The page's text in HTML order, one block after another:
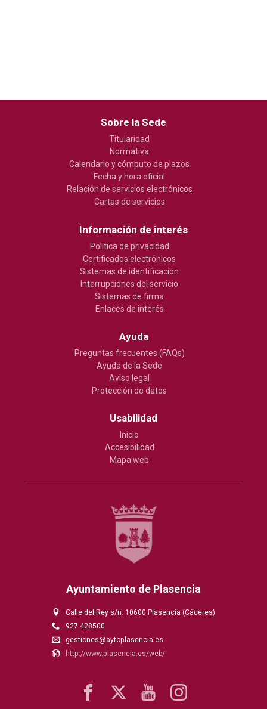
Sobre la Sede
Titularidad
Normativa
Calendario y cómputo de plazos
Fecha y hora oficial
Relación de servicios electrónicos
Cartas de servicios
Información de interés
Política de privacidad
Certificados electrónicos
Sistemas de identificación
Interrupciones del servicio
Sistemas de firma
Enlaces de interés
Ayuda
Preguntas frecuentes (FAQs)
Ayuda de la Sede
Aviso legal
Protección de datos
Usabilidad
Inicio
Accesibilidad
Mapa web
Ayuntamiento de Plasencia
Calle del Rey s/n. 10600 Plasencia (Cáceres)
927 428500
gestiones@aytoplasencia.es
http://www.plasencia.es/web/